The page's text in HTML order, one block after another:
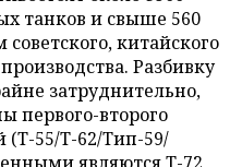
танков и свыше 560
китайского
Разбивку
затруднительно,
первого-второго
(Т-55/Т-62/Тип-59/